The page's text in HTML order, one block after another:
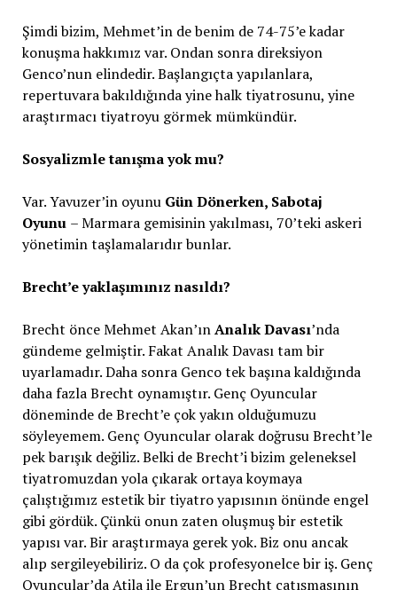
Şimdi bizim, Mehmet’in de benim de 74-75’e kadar
konuşma hakkımız var. Ondan sonra direksiyon
Genco’nun elindedir. Başlangıçta yapılanlara,
repertuvara bakıldığında yine halk tiyatrosunu, yine
araştırmacı tiyatroyu görmek mümkündür.
Sosyalizmle tanışma yok mu?
Var. Yavuzer’in oyunu Gün Dönerken, Sabotaj
Oyunu – Marmara gemisinin yakılması, 70’teki askeri
yönetimin taşlamalarıdır bunlar.
Brecht’e yaklaşımınız nasıldı?
Brecht önce Mehmet Akan’ınAnalık Davası’nda
gündeme gelmiştir. Fakat Analık Davası tam bir
uyarlamadır. Daha sonra Genco tek başına kaldığında
daha fazla Brecht oynamıştır. Genç Oyuncular
döneminde de Brecht’e çok yakın olduğumuzu
söyleyemem. Genç Oyuncular olarak doğrusu Brecht’le
pek barışık değiliz. Belki de Brecht’i bizim geleneksel
tiyatromuzdan yola çıkarak ortaya koymaya
çalıştığımız estetik bir tiyatro yapısının önünde engel
gibi gördük. Çünkü onun zaten oluşmuş bir estetik
yapısı var. Bir araştırmaya gerek yok. Biz onu ancak
alıp sergileyebiliriz. O da çok profesyonelce bir iş. Genç
Oyuncular’da Atila ile Ergun’un Brecht çatışmasının